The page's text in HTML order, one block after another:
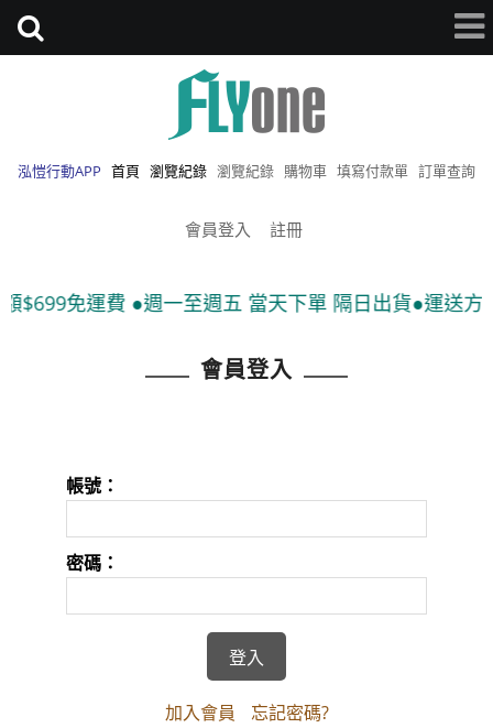
泓愷行動APP 首頁 瀏覽紀錄 瀏覽紀錄 購物車 填寫付款單 訂單查詢
會員登入 註冊
$699免運費 ●週一至週五 當天下單 隔日出貨●運送方
會員登入
帳號：
密碼：
加入會員 忘記密碼?